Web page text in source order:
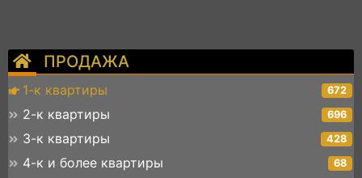
ПРОДАЖА
1-к квартиры 672
2-к квартиры 696
3-к квартиры 428
4-к и более квартиры 68